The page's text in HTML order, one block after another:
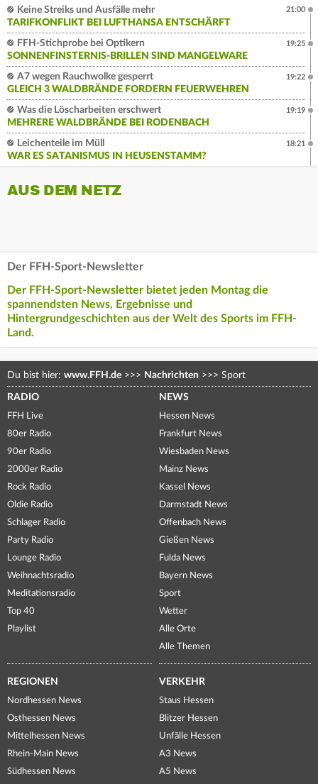
Keine Streiks und Ausfälle mehr
TARIFKONFLIKT BEI LUFTHANSA ENTSCHÄRFT
21:00
FFH-Stichprobe bei Optikern
SONNENFINSTERNIS-BRILLEN SIND MANGELWARE
19:25
A7 wegen Rauchwolke gesperrt
GLEICH 3 WALDBRÄNDE FORDERN FEUERWEHREN
19:22
Was die Löscharbeiten erschwert
MEHRERE WALDBRÄNDE BEI RODENBACH
19:19
Leichenteile im Müll
WAR ES SATANISMUS IN HEUSENSTAMM?
18:21
AUS DEM NETZ
Der FFH-Sport-Newsletter
Der FFH-Sport-Newsletter bietet jeden Montag die
spannendsten News, Ergebnisse und
Hintergrundgeschichten aus der Welt des Sports im FFH-
Land.
Du bist hier: www.FFH.de >>> Nachrichten >>> Sport
RADIO
FFH Live
80er Radio
90er Radio
2000er Radio
Rock Radio
Oldie Radio
Schlager Radio
Party Radio
Lounge Radio
Weihnachtsradio
Meditationsradio
Top 40
Playlist
NEWS
Hessen News
Frankfurt News
Wiesbaden News
Mainz News
Kassel News
Darmstadt News
Offenbach News
Gießen News
Fulda News
Bayern News
Sport
Wetter
Alle Orte
Alle Themen
REGIONEN
Nordhessen News
Osthessen News
Mittelhessen News
Rhein-Main News
Südhessen News
VERKEHR
Staus Hessen
Blitzer Hessen
Unfälle Hessen
A3 News
A5 News